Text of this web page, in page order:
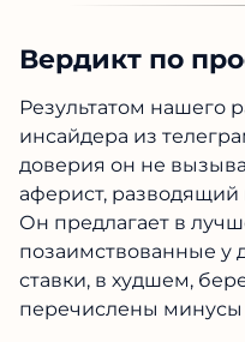
Вердикт по
Результатом нашего
инсайдера из
доверия он не
аферист, разводящий
Он предлагает в
позаимствованные у
ставки, в худшем,
перечислены минусы